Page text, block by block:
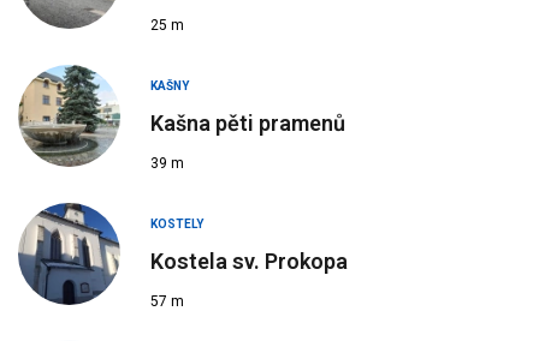
25 m
KAŠNY
Kašna pěti pramenů
39 m
KOSTELY
Kostela sv. Prokopa
57 m